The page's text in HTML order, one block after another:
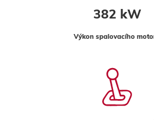
382 kW
Výkon spalovacího